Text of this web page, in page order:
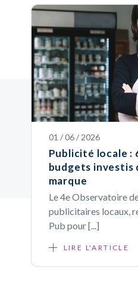
01 / 06 / 2026
Publicité locale :
budgets investis
marque
Le 4e Observatoire
publicitaires locaux,
Pub pour [...]
LIRE L'ARTICLE